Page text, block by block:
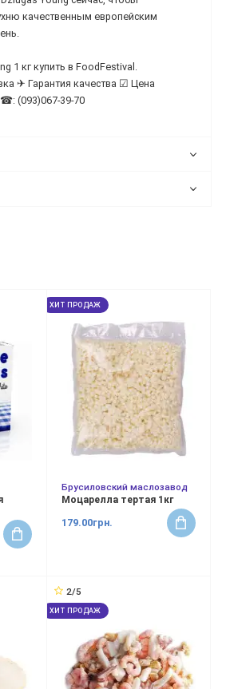
качественным европейским
1 кг купить в FoodFestival.
✈ Гарантия качества ☑ Цена
☎: (093)067-39-70
ХИТ ПРОДАЖ
Брусиловский маслозавод
Моцарелла тертая 1кг
179.00грн.
2/5
ХИТ ПРОДАЖ